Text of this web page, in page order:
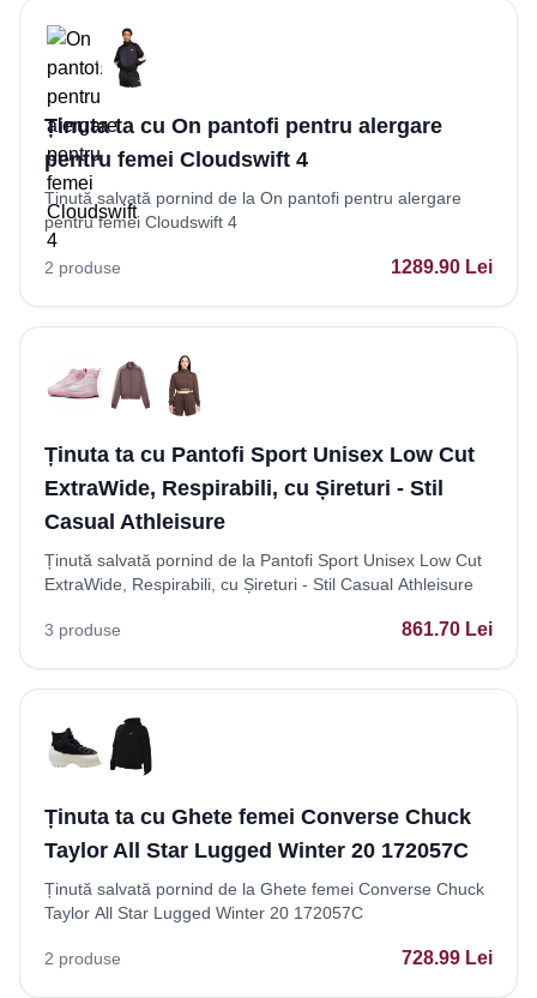
Ținuta ta cu On pantofi pentru alergare
pentru femei Cloudswift 4
Ținută salvată pornind de la On pantofi pentru alergare
pentru femei Cloudswift 4
2 produse 1289.90 Lei
Ținuta ta cu Pantofi Sport Unisex Low Cut
ExtraWide, Respirabili, cu Șireturi - Stil
Casual Athleisure
Ținută salvată pornind de la Pantofi Sport Unisex Low Cut
ExtraWide, Respirabili, cu Șireturi - Stil Casual Athleisure
3 produse 861.70 Lei
Ținuta ta cu Ghete femei Converse Chuck
Taylor All Star Lugged Winter 20 172057C
Ținută salvată pornind de la Ghete femei Converse Chuck
Taylor All Star Lugged Winter 20 172057C
2 produse 728.99 Lei